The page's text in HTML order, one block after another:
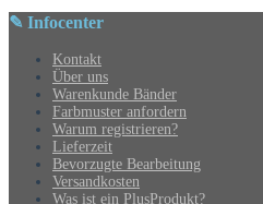
✎ Infocenter
Kontakt
Über uns
Warenkunde Bänder
Farbmuster anfordern
Warum registrieren?
Lieferzeit
Bevorzugte Bearbeitung
Versandkosten
Was ist ein PlusProdukt?